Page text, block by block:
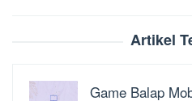
Artikel
Game Balap